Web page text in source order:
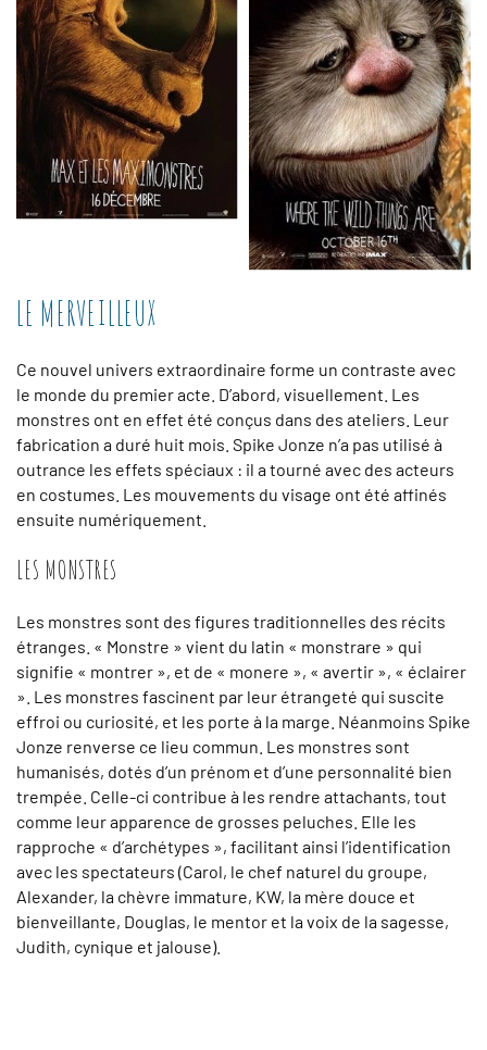
LE MERVEILLEUX
Ce nouvel univers extraordinaire forme un contraste avec
le monde du premier acte. D’abord, visuellement. Les
monstres ont en effet été conçus dans des ateliers. Leur
fabrication a duré huit mois. Spike Jonze n’a pas utilisé à
outrance les effets spéciaux : il a tourné avec des acteurs
en costumes. Les mouvements du visage ont été affinés
ensuite numériquement.
LES MONSTRES
Les monstres sont des figures traditionnelles des récits
étranges. « Monstre » vient du latin « monstrare » qui
signifie « montrer », et de « monere », « avertir », « éclairer
». Les monstres fascinent par leur étrangeté qui suscite
effroi ou curiosité, et les porte à la marge. Néanmoins Spike
Jonze renverse ce lieu commun. Les monstres sont
humanisés, dotés d’un prénom et d’une personnalité bien
trempée. Celle-ci contribue à les rendre attachants, tout
comme leur apparence de grosses peluches. Elle les
rapproche « d’archétypes », facilitant ainsi l’identification
avec les spectateurs (Carol, le chef naturel du groupe,
Alexander, la chèvre immature, KW, la mère douce et
bienveillante, Douglas, le mentor et la voix de la sagesse,
Judith, cynique et jalouse).